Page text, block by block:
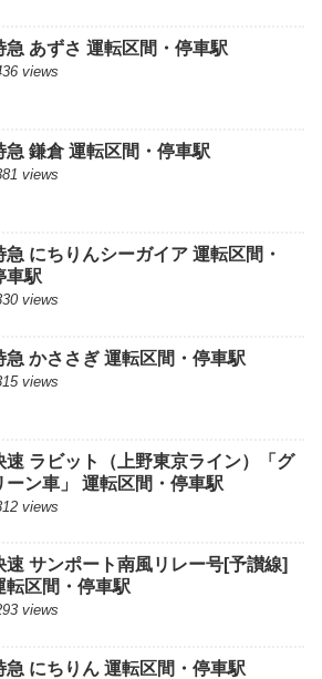
急 あずさ 運転区間・停車駅
views
急 鎌倉 運転区間・停車駅
views
急 にちりんシーガイア 運転区間・
車駅
views
急 かささぎ 運転区間・停車駅
views
速 ラビット（上野東京ライン）「グ
ーン車」 運転区間・停車駅
views
速 サンポート南風リレー号[予讃線]
転区間・停車駅
views
急 にちりん 運転区間・停車駅